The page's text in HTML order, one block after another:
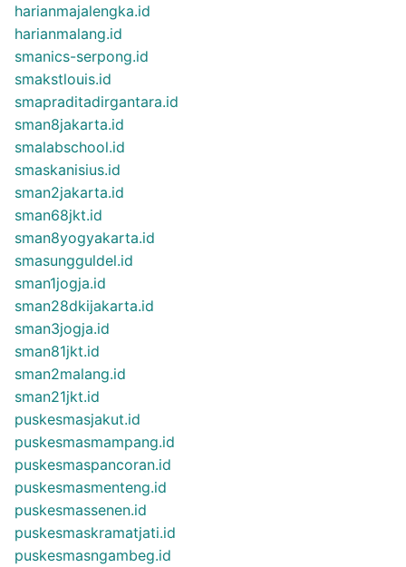
harianmajalengka.id
harianmalang.id
smanics-serpong.id
smakstlouis.id
smapraditadirgantara.id
sman8jakarta.id
smalabschool.id
smaskanisius.id
sman2jakarta.id
sman68jkt.id
sman8yogyakarta.id
smasungguldel.id
sman1jogja.id
sman28dkijakarta.id
sman3jogja.id
sman81jkt.id
sman2malang.id
sman21jkt.id
puskesmasjakut.id
puskesmasmampang.id
puskesmaspancoran.id
puskesmasmenteng.id
puskesmassenen.id
puskesmaskramatjati.id
puskesmasngambeg.id